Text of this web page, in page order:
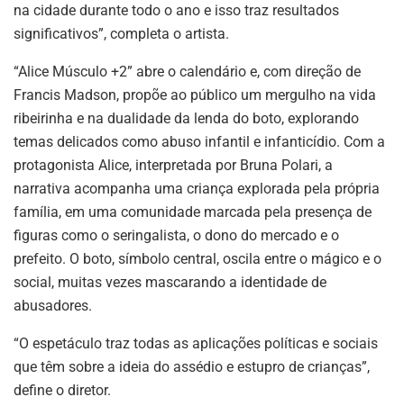
na cidade durante todo o ano e isso traz resultados
significativos”, completa o artista.
“Alice Músculo +2” abre o calendário e, com direção de
Francis Madson, propõe ao público um mergulho na vida
ribeirinha e na dualidade da lenda do boto, explorando
temas delicados como abuso infantil e infanticídio. Com a
protagonista Alice, interpretada por Bruna Polari, a
narrativa acompanha uma criança explorada pela própria
família, em uma comunidade marcada pela presença de
figuras como o seringalista, o dono do mercado e o
prefeito. O boto, símbolo central, oscila entre o mágico e o
social, muitas vezes mascarando a identidade de
abusadores.
“O espetáculo traz todas as aplicações políticas e sociais
que têm sobre a ideia do assédio e estupro de crianças”,
define o diretor.